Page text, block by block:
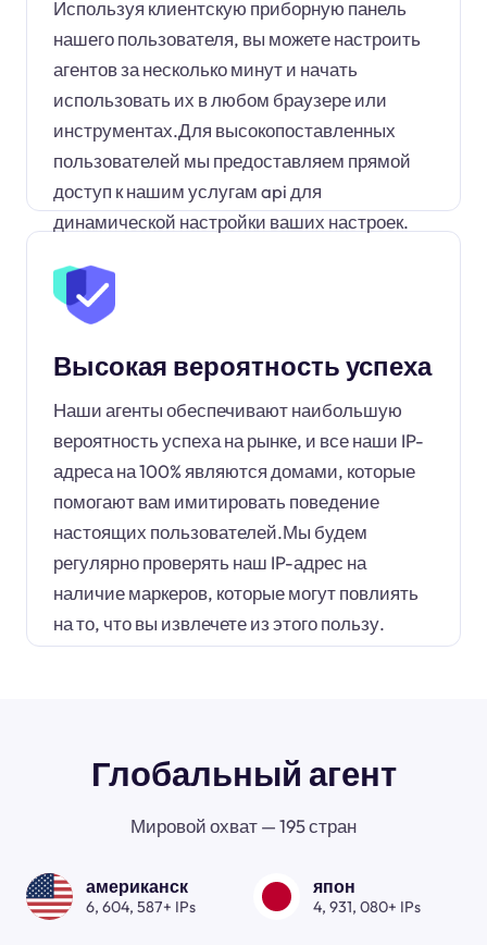
Используя клиентскую приборную панель
нашего пользователя, вы можете настроить
агентов за несколько минут и начать
использовать их в любом браузере или
инструментах.Для высокопоставленных
пользователей мы предоставляем прямой
доступ к нашим услугам api для
динамической настройки ваших настроек.
Высокая вероятность успеха
Наши агенты обеспечивают наибольшую
вероятность успеха на рынке, и все наши IP-
адреса на 100% являются домами, которые
помогают вам имитировать поведение
настоящих пользователей.Мы будем
регулярно проверять наш IP-адрес на
наличие маркеров, которые могут повлиять
на то, что вы извлечете из этого пользу.
Глобальный агент
Мировой охват — 195 стран
американск
6, 604, 587+ IPs
япон
4, 931, 080+ IPs